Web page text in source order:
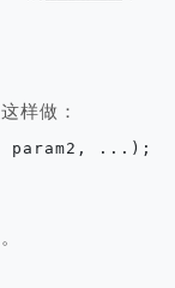
样做：
param2, ...);